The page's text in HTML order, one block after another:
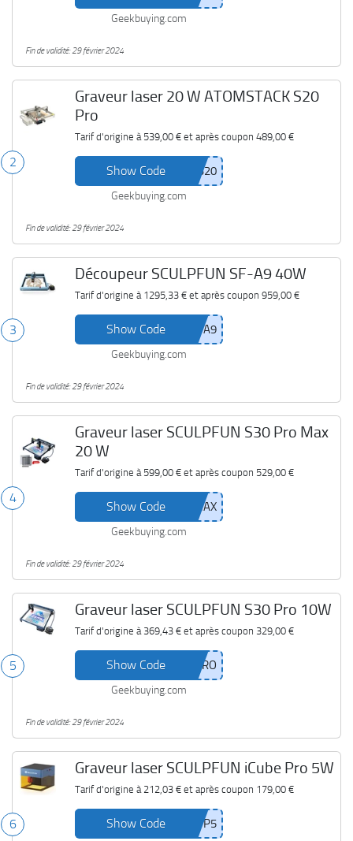
Geekbuying.com
Fin de validité: 29 février 2024
2
Graveur laser 20 W ATOMSTACK S20
Pro
Tarif d'origine à 539,00 €et après coupon 489,00 €
Show Code
Geekbuying.com
Fin de validité: 29 février 2024
3
Découpeur SCULPFUN SF-A9 40W
Tarif d'origine à 1295,33 €et après coupon 959,00 €
Show Code
Geekbuying.com
Fin de validité: 29 février 2024
4
Graveur laser SCULPFUN S30 Pro Max
20 W
Tarif d'origine à 599,00 €et après coupon 529,00 €
Show Code
Geekbuying.com
Fin de validité: 29 février 2024
5
Graveur laser SCULPFUN S30 Pro 10W
Tarif d'origine à 369,43 €et après coupon 329,00 €
Show Code
Geekbuying.com
Fin de validité: 29 février 2024
6
Graveur laser SCULPFUN iCube Pro 5W
Tarif d'origine à 212,03 €et après coupon 179,00 €
Show Code